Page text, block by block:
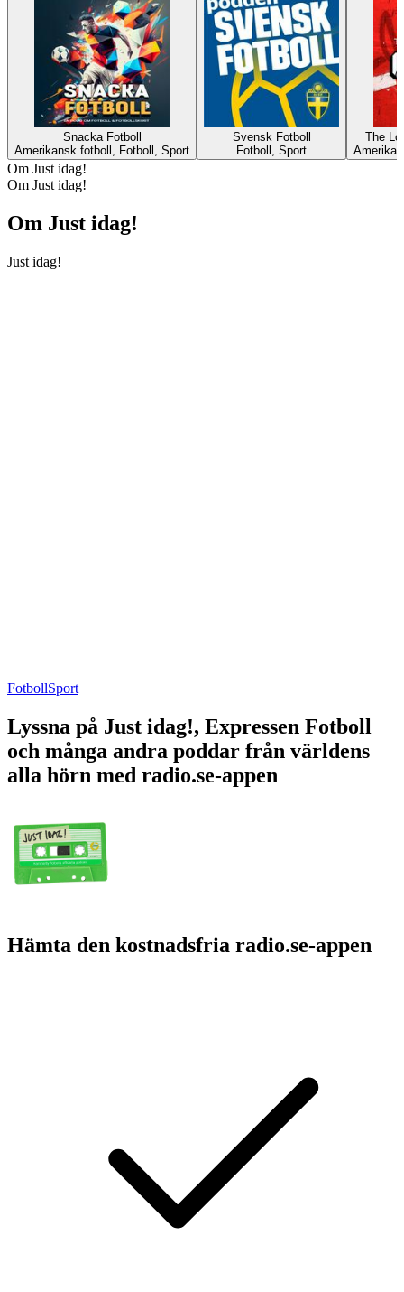
Snacka Fotboll
Amerikansk fotboll, Fotboll, Sport
Svensk Fotboll
Fotboll, Sport
The
Om Just idag!
Om Just idag!
Om Just idag!
Just idag!
FotbollSport
Lyssna på Just idag!, Expressen Fotboll
och många andra poddar från världens
alla hörn med radio.se-appen
Hämta den kostnadsfria radio.se-appen